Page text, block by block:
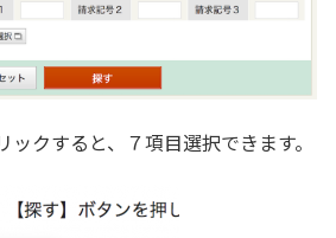
ックすると、７項目選択できます。